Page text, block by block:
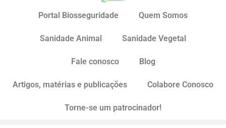
Portal Biosseguridade Quem Somos
Sanidade Animal Sanidade Vegetal
Fale conosco Blog
Artigos, matérias e publicações Colabore Conosco
Torne-se um patrocinador!